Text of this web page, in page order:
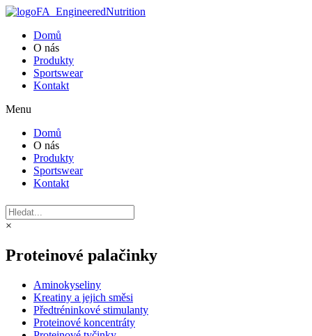
Domů
O nás
Produkty
Sportswear
Kontakt
Menu
Domů
O nás
Produkty
Sportswear
Kontakt
×
Proteinové palačinky
Aminokyseliny
Kreatiny a jejich směsi
Předtréninkové stimulanty
Proteinové koncentráty